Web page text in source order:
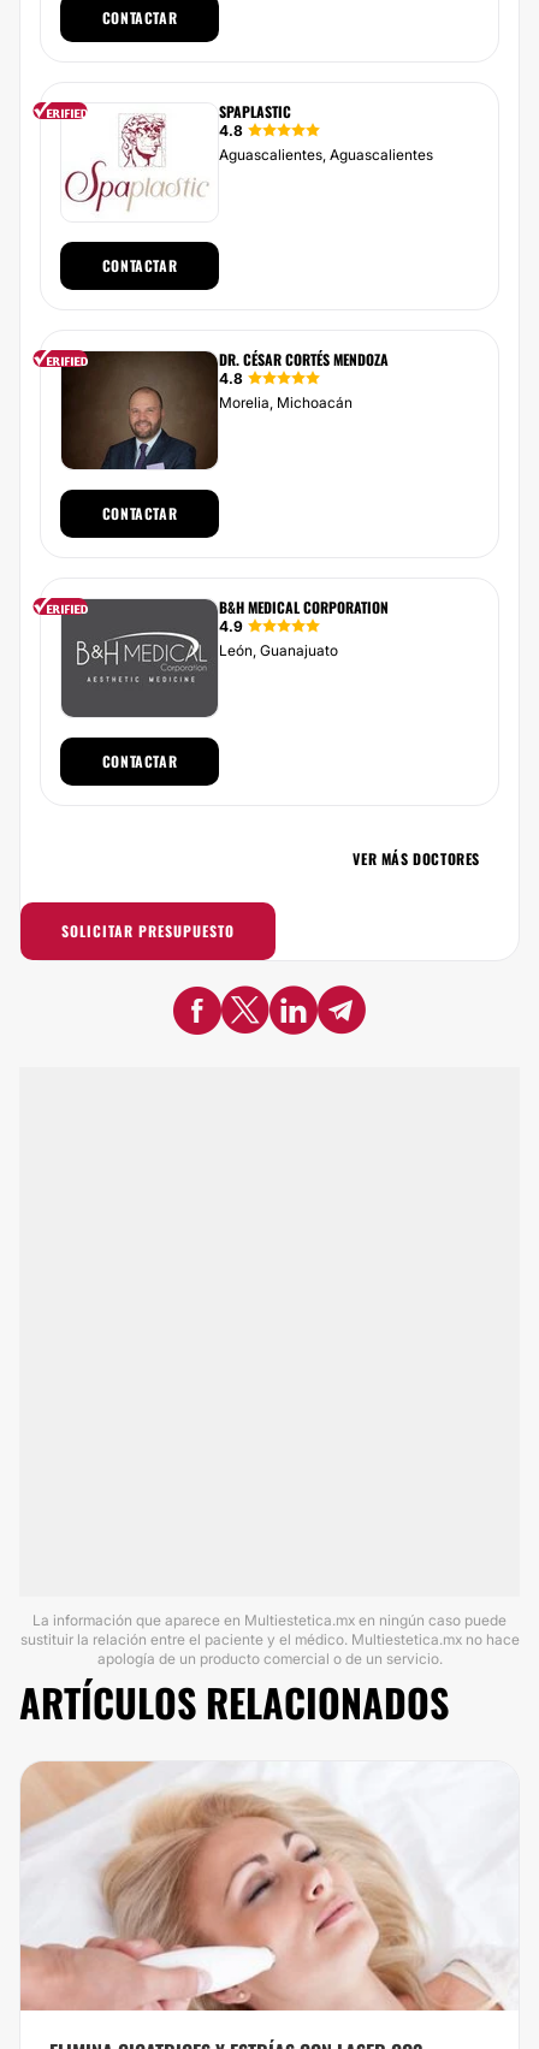
CONTACTAR
SPAPLASTIC
4.8
Aguascalientes, Aguascalientes
CONTACTAR
DR. CÉSAR CORTÉS MENDOZA
4.8
Morelia, Michoacán
CONTACTAR
B&H MEDICAL CORPORATION
4.9
León, Guanajuato
CONTACTAR
VER MÁS DOCTORES
SOLICITAR PRESUPUESTO
La información que aparece en Multiestetica.mx en ningún caso puede
sustituir la relación entre el paciente y el médico. Multiestetica.mx no hace
apología de un producto comercial o de un servicio.
ARTÍCULOS RELACIONADOS